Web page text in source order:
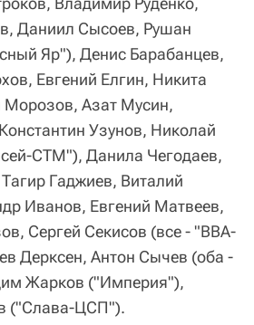
Даниил Сысоев, Рушан
Яр"), Денис Барабанцев,
Евгений Елгин, Никита
Морозов, Азат Мусин,
Узунов, Николай
СТМ"), Данила Чегодаев,
Гаджиев, Виталий
Иванов, Евгений Матвеев,
Сергей Секисов (все - "ВВА-
Дерксен, Антон Сычев (оба -
Жарков ("Империя"),
("Слава-ЦСП").